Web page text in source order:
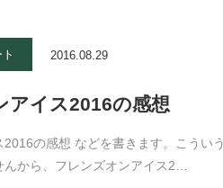
2016.08.29
アイス2016の感想
2016の感想 などを書きます。こうい
から、フレンズオンアイス2…